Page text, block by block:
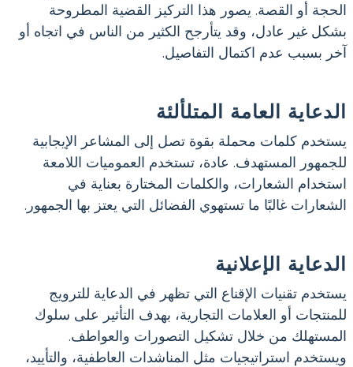
الحجة أو القصة. يصور هذا التركيز القضية المطروحة
بشكل غير عادل، وقد يتأرجح الكثير من الناس في اتجاه أو
آخر بسبب عدم اكتمال التفاصيل.
الدعاية العامة المتلألئة
يستخدم كلمات محملة بقوة تصل إلى المشاعر الإيجابية
للجمهور المستهدف. عادة، تستخدم العموميات اللامعة
استخدام الشعارات، والكلمات المختارة بعناية في
الشعارات غالبًا ما تستهوي الفضائل التي يعتز بها الجمهور.
الدعاية الإعلانية
يستخدم تقنيات الإقناع التي تظهر في الدعاية للترويج
للمنتجات أو العلامات التجارية، بهدف التأثير على سلوك
المستهلك من خلال تشكيل التصورات والعواطف.
ويستخدم استراتيجيات مثل المناشدات العاطفية، والتأييد،